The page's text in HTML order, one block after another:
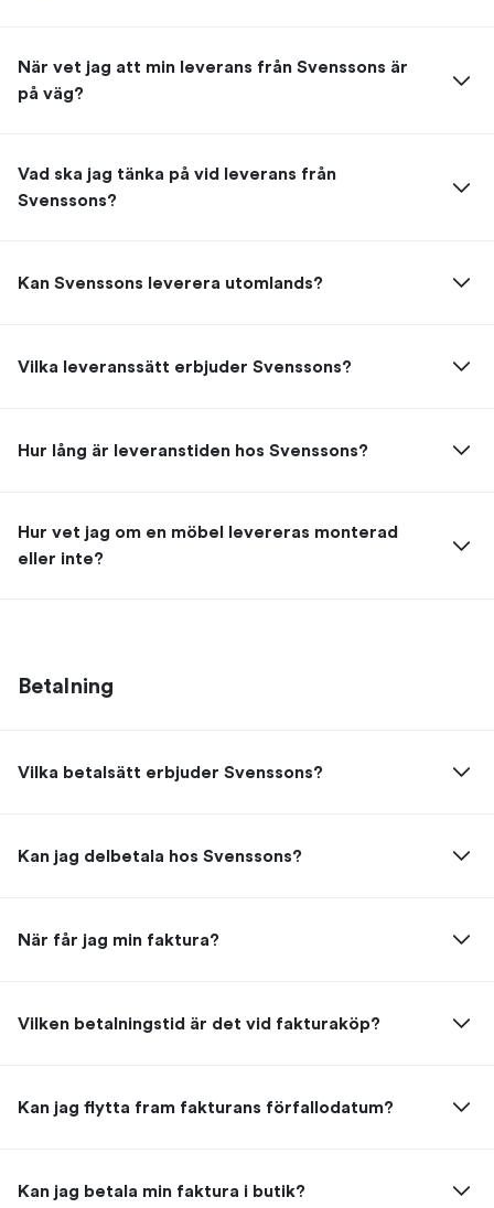
När vet jag att min leverans från Svenssons är
på väg?
Vad ska jag tänka på vid leverans från
Svenssons?
Kan Svenssons leverera utomlands?
Vilka leveranssätt erbjuder Svenssons?
Hur lång är leveranstiden hos Svenssons?
Hur vet jag om en möbel levereras monterad
eller inte?
Betalning
Vilka betalsätt erbjuder Svenssons?
Kan jag delbetala hos Svenssons?
När får jag min faktura?
Vilken betalningstid är det vid fakturaköp?
Kan jag flytta fram fakturans förfallodatum?
Kan jag betala min faktura i butik?